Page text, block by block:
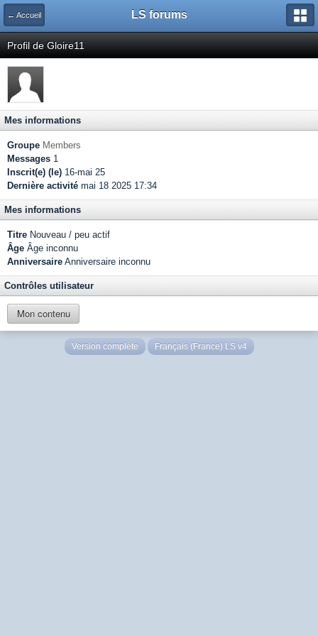
← Accueil LS forums
Profil de Gloire11
Mes informations
Groupe Members
Messages 1
Inscrit(e) (le) 16-mai 25
Dernière activité mai 18 2025 17:34
Mes informations
Titre Nouveau / peu actif
Âge Âge inconnu
Anniversaire Anniversaire inconnu
Contrôles utilisateur
Mon contenu
Version complète Français (France) LS v4